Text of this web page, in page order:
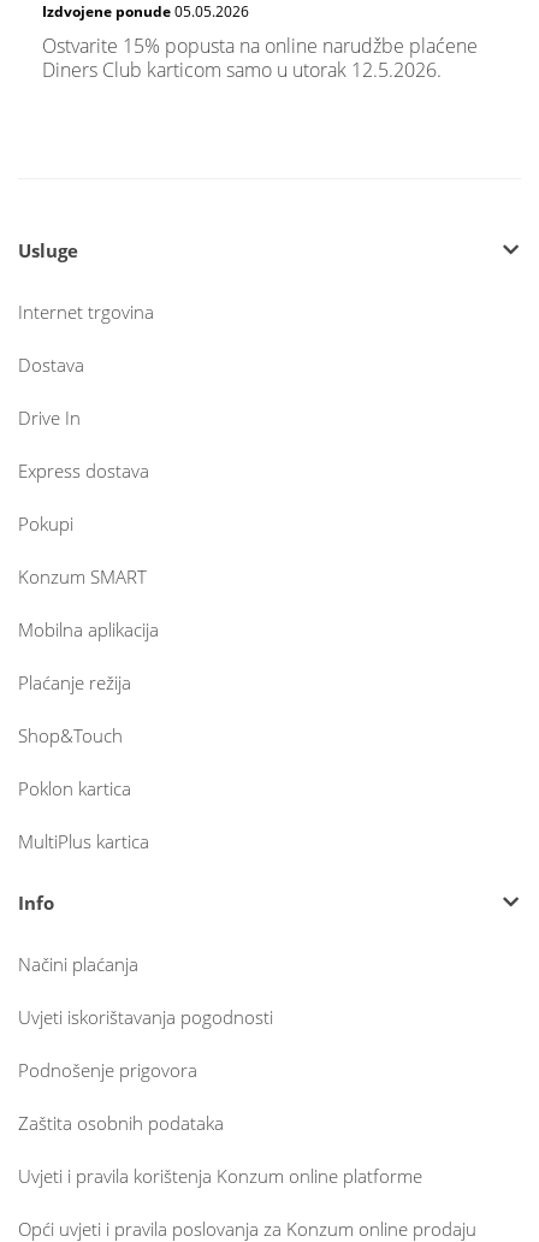
Izdvojene ponude05.05.2026
Ostvarite 15% popusta na online narudžbe plaćene
Diners Club karticom samo u utorak 12.5.2026.
Usluge
Internet trgovina
Dostava
Drive In
Express dostava
Pokupi
Konzum SMART
Mobilna aplikacija
Plaćanje režija
Shop&Touch
Poklon kartica
MultiPlus kartica
Info
Načini plaćanja
Uvjeti iskorištavanja pogodnosti
Podnošenje prigovora
Zaštita osobnih podataka
Uvjeti i pravila korištenja Konzum online platforme
Opći uvjeti i pravila poslovanja za Konzum online prodaju